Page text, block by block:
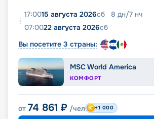
17:0015 августа 2026сб 8 дн/7 нч
07:0022 августа 2026сб
Вы посетите 3 страны:
MSC World America
КОМФОРТ
от 74 861 ₽ /чел +1 000